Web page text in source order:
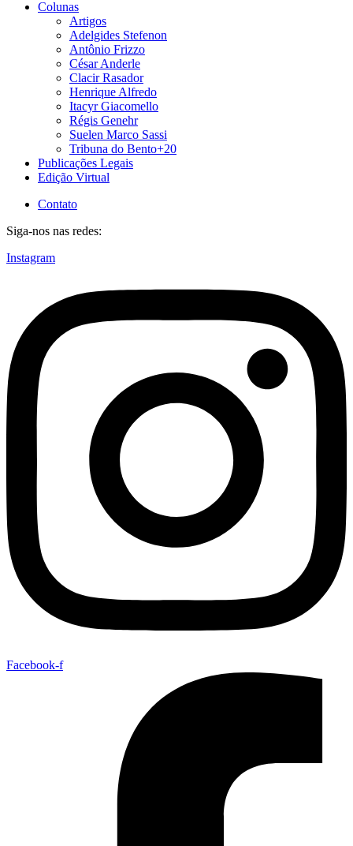
Colunas
Artigos
Adelgides Stefenon
Antônio Frizzo
César Anderle
Clacir Rasador
Henrique Alfredo
Itacyr Giacomello
Régis Genehr
Suelen Marco Sassi
Tribuna do Bento+20
Publicações Legais
Edição Virtual
Contato
Siga-nos nas redes:
Instagram
Facebook-f